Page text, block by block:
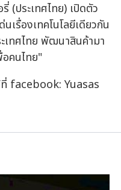
(ประเทศไทย) เปิดตัว
เรื่องเทคโนโลยีเดียวกัน
เทศไทย พัฒนาสินค้ามา
อคนไทย"
facebook: Yuasas